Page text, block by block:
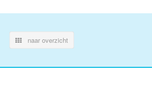
naar overzicht